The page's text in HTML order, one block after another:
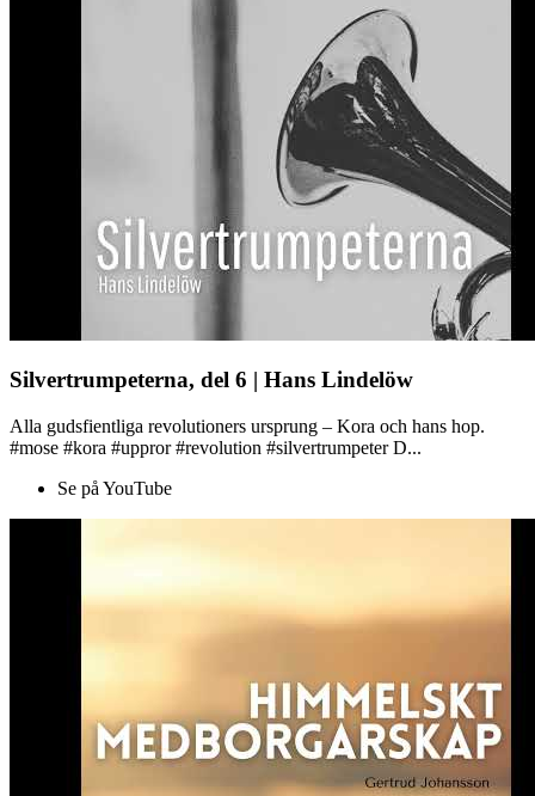
Silvertrumpeterna, del 6 | Hans Lindelöw
Alla gudsfientliga revolutioners ursprung – Kora och hans hop.
#mose #kora #uppror #revolution #silvertrumpeter D...
Se på YouTube